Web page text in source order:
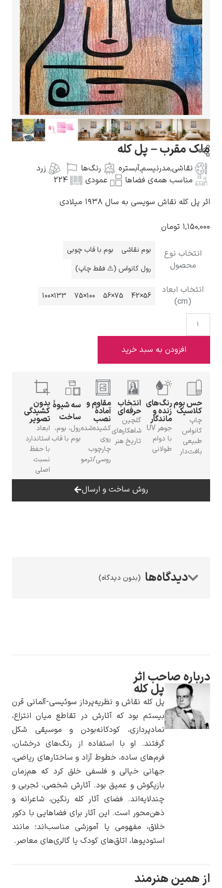
گوستاو کلیمت
ادوارد مونک
لودویگ دویچ
پیر آگوست رنوآر
یوهانس فرمیر
پرفروش‌ترین
تابلوها
ملک مقرب – پل کله
نقاشی,مدرنیسم,آبستره رنگ‌ها
زرد
مناسب همه‌ی فضاها
عمودی
224
اثر پل کله نقاش سویسی به سال ۱۹۳۸ میلادی
۱,۱۵۰,۰۰۰ تومان
انتخاب نوع
محصول
بوم نقاشی
بوم با قاب چوبی
رول کانواس (⚠️ فقط چاپ)
انتخاب ابعاد
(cm)
56×42
75×56
100×75
133×100
افزودن به سبد خرید
حس بوم
کلاسیک
چاپ
کانواس
طبیعی
بافت‌دار
رنگ‌های
زنده و
ماندگار
جوهر UV
با دوام
طولانی
انتخاب
حرفه‌ای
گلچین
شاهکارهای
تاریخ هنر
مقاوم و
آمادهٔ
نصب
کشیده‌شده
روی
چارچوب
روسی/ترمو
سه شیوهٔ
ساخت
رول، بوم،
بوم با قاب
بدون
کشیدگی
تصویر
ابعاد
استاندارد
با حفظ
نسبت
اصلی
روش ساخت و ارسال
(بدون دیدگاه)
درباره صاحب اثر
پل کله
پل کله نقاش و نظریه‌پرداز سوئیسی-آلمانی قرن
بیستم بود که آثارش در تقاطع میان انتزاع،
نمادپردازی، کودکانه‌بودن و موسیقی شکل
گرفتند. او با استفاده از رنگ‌های درخشان،
فرم‌های ساده، خطوط آزاد و ساختارهای ریاضی،
جهانی خیالی و فلسفی خلق کرد که هم‌زمان
بازیگوش و عمیق بود. آثارش شخصی، تجربی و
چندلایه‌اند. فضای آثار کله رنگین، شاعرانه و
ذهن‌محور است. این آثار برای فضاهایی با دکور
خلاق، مفهومی یا آموزشی مناسب‌اند؛ مانند
استودیوها، اتاق‌های کودک یا گالری‌های معاصر.
از همین هنرمند